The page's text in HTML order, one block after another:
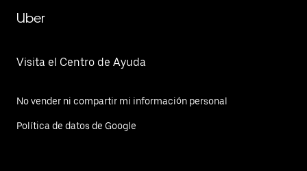
Uber
Visita el Centro de Ayuda
No vender ni compartir mi información personal
Política de datos de Google